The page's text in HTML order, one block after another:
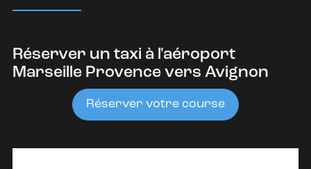
Réserver un taxi à l'aéroport
Marseille Provence vers Avignon
Réserver votre course